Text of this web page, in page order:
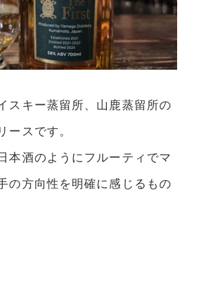
スキー蒸留所、山鹿蒸留所の
ースです。
本酒のようにフルーティでマ
の方向性を明確に感じるもの